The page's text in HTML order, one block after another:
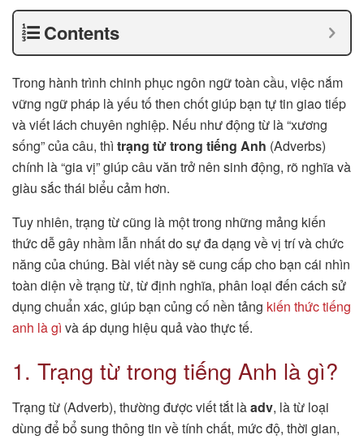
Contents
Trong hành trình chinh phục ngôn ngữ toàn cầu, việc nắm
vững ngữ pháp là yếu tố then chốt giúp bạn tự tin giao tiếp
và viết lách chuyên nghiệp. Nếu như động từ là “xương
sống” của câu, thì trạng từ trong tiếng Anh (Adverbs)
chính là “gia vị” giúp câu văn trở nên sinh động, rõ nghĩa và
giàu sắc thái biểu cảm hơn.
Tuy nhiên, trạng từ cũng là một trong những mảng kiến
thức dễ gây nhầm lẫn nhất do sự đa dạng về vị trí và chức
năng của chúng. Bài viết này sẽ cung cấp cho bạn cái nhìn
toàn diện về trạng từ, từ định nghĩa, phân loại đến cách sử
dụng chuẩn xác, giúp bạn củng cố nền tảng kiến thức tiếng
anh là gì và áp dụng hiệu quả vào thực tế.
1. Trạng từ trong tiếng Anh là gì?
Trạng từ (Adverb), thường được viết tắt làadv, là từ loại
dùng để bổ sung thông tin về tính chất, mức độ, thời gian,